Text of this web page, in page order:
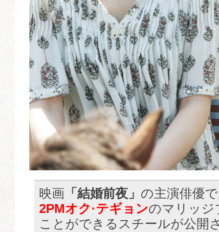
映画 「結婚前夜」 の主演俳優
2PMオク·テギョンのマリッジ
ことができるスチールが公開